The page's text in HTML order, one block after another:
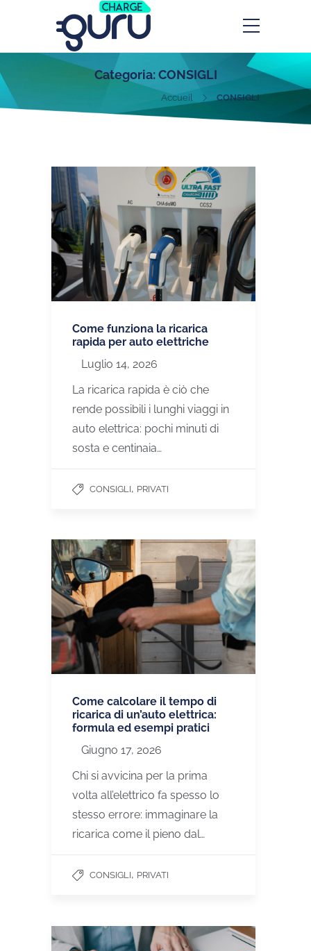
Categoria:CONSIGLI
Accueil CONSIGLI
Come funziona la ricarica
rapida per auto elettriche
Luglio 14, 2026
La ricarica rapida è ciò che
rende possibili i lunghi viaggi in
auto elettrica: pochi minuti di
sosta e centinaia…
CONSIGLI, PRIVATI
Come calcolare il tempo di
ricarica di un’auto elettrica:
formula ed esempi pratici
Giugno 17, 2026
Chi si avvicina per la prima
volta all’elettrico fa spesso lo
stesso errore: immaginare la
ricarica come il pieno dal…
CONSIGLI, PRIVATI